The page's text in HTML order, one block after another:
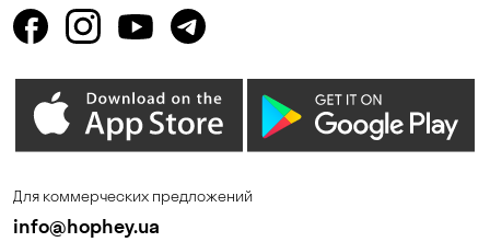
Гостомель
Зазимье Запорожье
Каменные Потоки
Для коммерческих предложений
info@hophey.ua